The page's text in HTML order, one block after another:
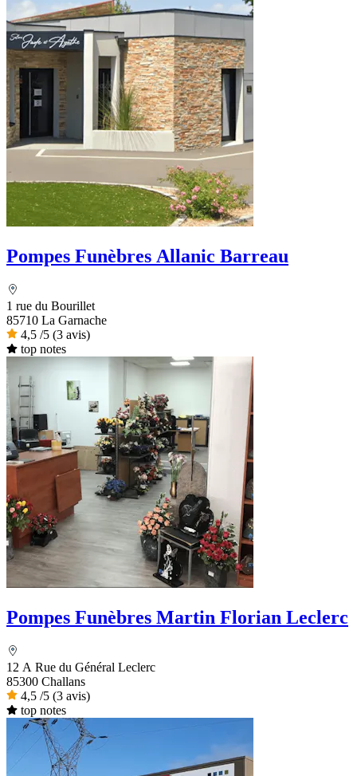
Pompes Funèbres Allanic Barreau
1 rue du Bourillet
85710 La Garnache
4,5 /5 (3 avis)
top notes
Pompes Funèbres Martin Florian Leclerc
12 A Rue du Général Leclerc
85300 Challans
4,5 /5 (3 avis)
top notes